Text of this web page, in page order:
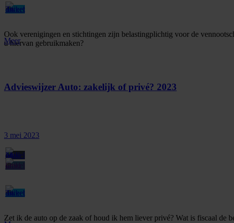
Ook verenigingen en stichtingen zijn belastingplichtig voor de
u hiervan gebruikmaken?
Meer
Advieswijzer Auto: zakelijk of privé? 2023
3 mei 2023
Zet ik de auto op de zaak of houd ik hem liever privé? Wat is fiscaal de